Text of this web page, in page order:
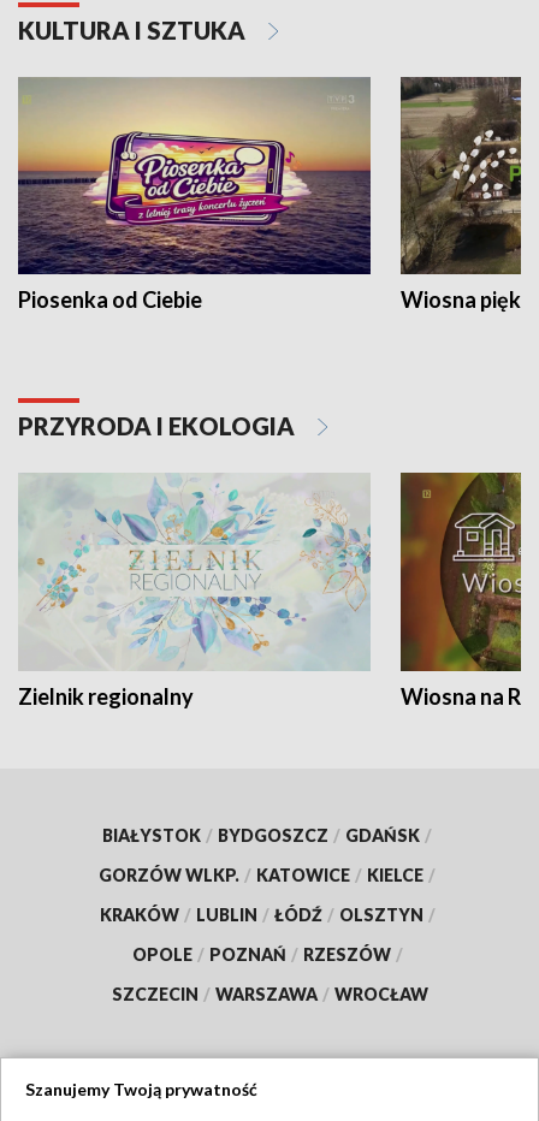
KULTURA I SZTUKA
Piosenka od Ciebie Wiosna
PRZYRODA I EKOLOGIA
Zielnik regionalny Wiosna na
BIAŁYSTOK / BYDGOSZCZ / GDAŃSK /
GORZÓW WLKP. / KATOWICE / KIELCE /
KRAKÓW / LUBLIN / ŁÓDŹ / OLSZTYN /
OPOLE / POZNAŃ / RZESZÓW /
SZCZECIN / WARSZAWA / WROCŁAW
Szanujemy Twoją prywatność